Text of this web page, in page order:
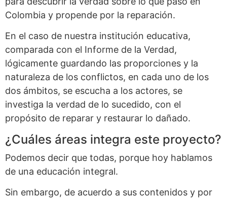
Colombia y propende por la reparación.
En el caso de nuestra institución educativa,
comparada con el Informe de la Verdad,
lógicamente guardando las proporciones y la
naturaleza de los conflictos, en cada uno de los
dos ámbitos, se escucha a los actores, se
investiga la verdad de lo sucedido, con el
propósito de reparar y restaurar lo dañado.
¿Cuáles áreas integra este proyecto?
Podemos decir que todas, porque hoy hablamos
de una educación integral.
Sin embargo, de acuerdo a sus contenidos y por